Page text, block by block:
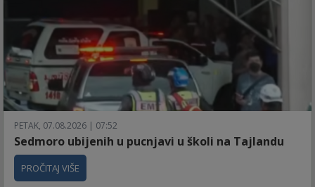
PETAK, 07.08.2026 | 07:52
Sedmoro ubijenih u pucnjavi u školi na Tajlandu
PROČITAJ VIŠE